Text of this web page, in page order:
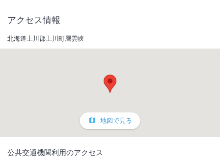
アクセス情報
北海道上川郡上川町層雲峡
地図で見る
公共交通機関利用のアクセス